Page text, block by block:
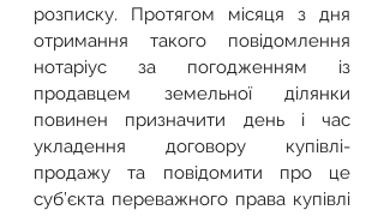
розписку. Протягом місяця з дня
отримання такого повідомлення
нотаріус за погодженням із
продавцем земельної ділянки
повинен призначити день і час
укладення договору купівлі-
продажу та повідомити про це
суб’єкта переважного права купівлі